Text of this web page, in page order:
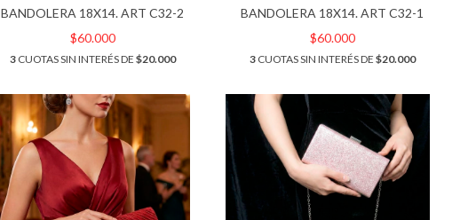
BANDOLERA 18X14. ART C32-2
$60.000
3CUOTAS SIN INTERÉS DE $20.000
BANDOLERA 18X14. ART C32-1
$60.000
3CUOTAS SIN INTERÉS DE $20.000